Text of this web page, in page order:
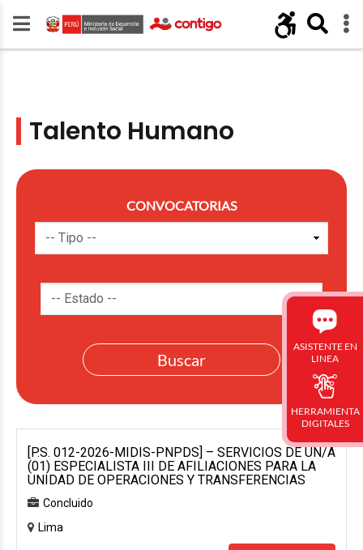
Talento Humano
CONVOCATORIAS
[P.S. 012-2026-MIDIS-PNPDS] – SERVICIOS DE UN/A
(01) ESPECIALISTA III DE AFILIACIONES PARA LA
UNIDAD DE OPERACIONES Y TRANSFERENCIAS
Concluido
Lima
ASISTENTE EN
LINEA
HERRAMIENTA
DIGITALES